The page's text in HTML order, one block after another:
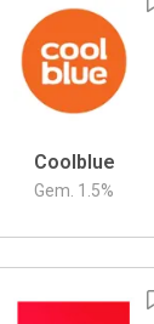
Coolblue
Gem. 1.5%